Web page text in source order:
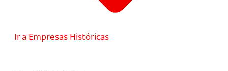
Ir a Empresas Históricas